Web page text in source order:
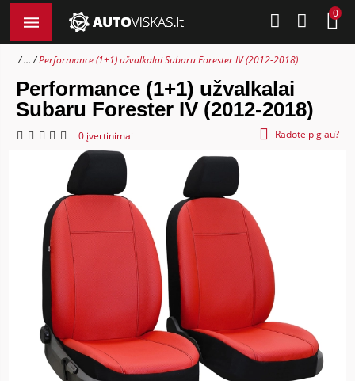
0
... Performance (1+1) užvalkalai Subaru Forester IV (2012-2018)
Performance (1+1) užvalkalai
Subaru Forester IV (2012-2018)
0 įvertinimai Radote pigiau?